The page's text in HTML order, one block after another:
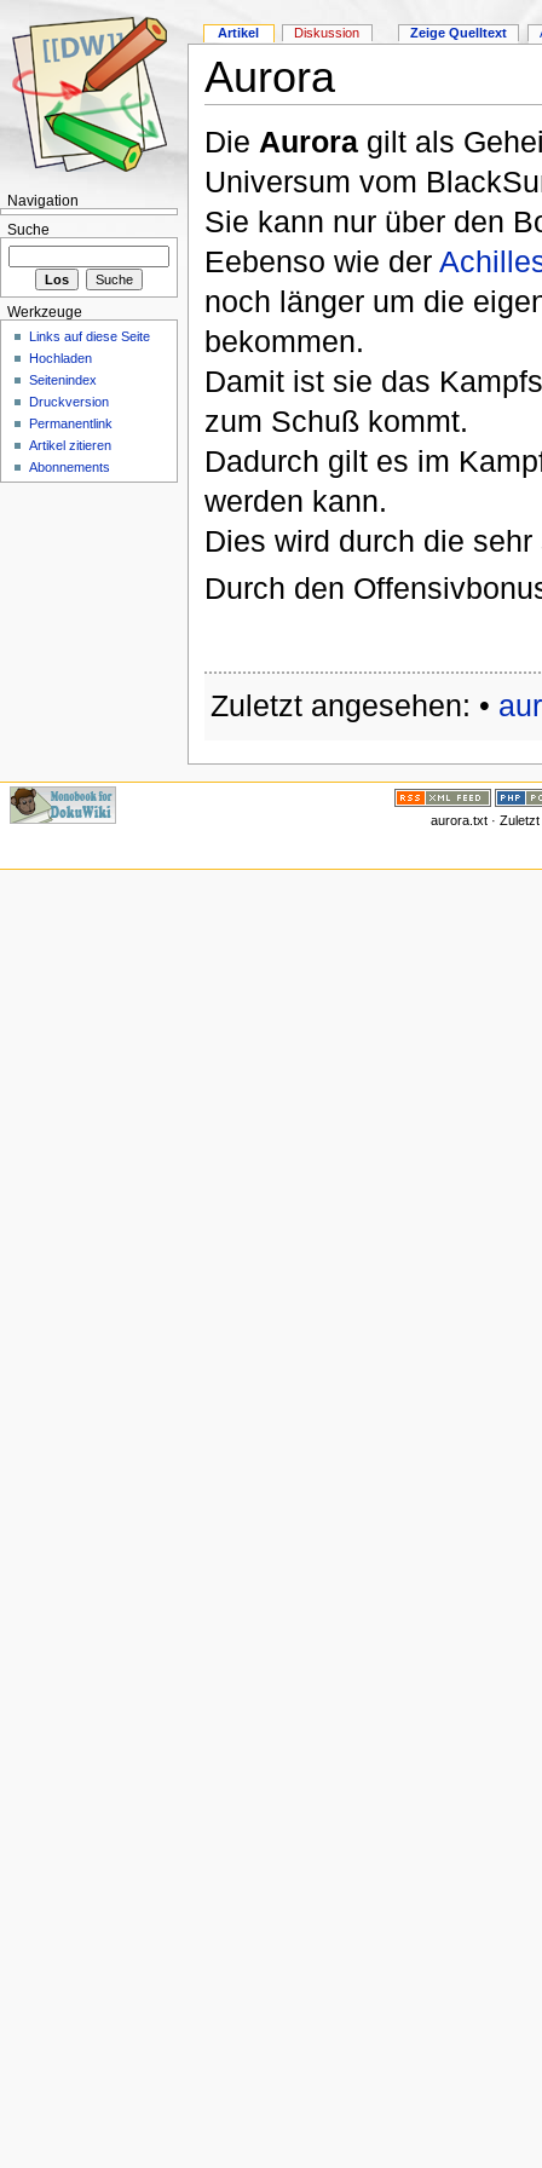
Aurora
Die Auroragilt als
Universum vom
Sie kann nur über den
Eebenso wie der
noch länger um die
bekommen.
Damit ist sie das
zum Schuß kommt.
Dadurch gilt es im
werden kann.
Dies wird durch die
Durch den
Zuletzt angesehen: •
Artikel Diskussion Zeige Quelltext
Navigation
Suche
Werkzeuge
Links auf diese Seite
Hochladen
Seitenindex
Druckversion
Permanentlink
Artikel zitieren
Abonnements
aurora.txt· Zuletzt